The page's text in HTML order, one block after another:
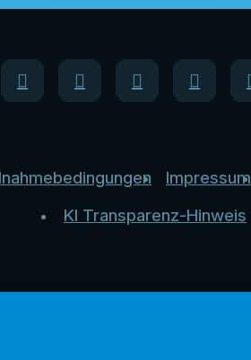
Impressum
KI Transparenz-Hinweis